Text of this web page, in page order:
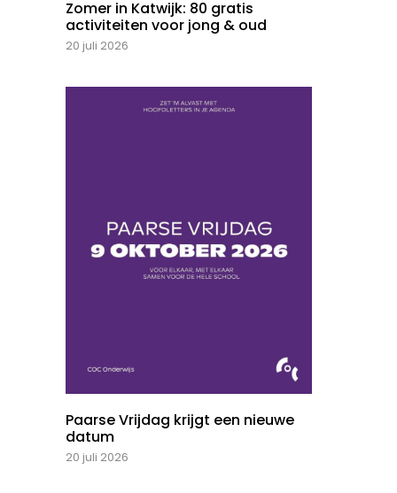
Zomer in Katwijk: 80 gratis
activiteiten voor jong & oud
20 juli 2026
Paarse Vrijdag krijgt een nieuwe
datum
20 juli 2026